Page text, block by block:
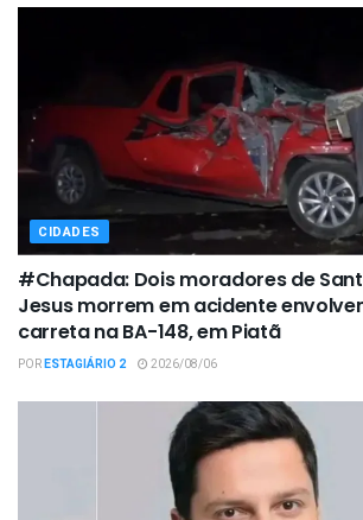
CIDADES
#Chapada: Dois moradores de
Jesus morrem em acidente
carreta na BA-148, em Piatã
PORESTAGIÁRIO 2 2026/08/06